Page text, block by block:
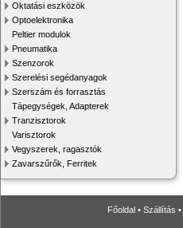
Oktatási eszközök
Optoelektronika
Peltier modulok
Pneumatika
Szenzorok
Szerelési segédanyagok
Szerszám és forrasztás
Tápegységek, Adapterek
Tranzisztorok
Varisztorok
Vegyszerek, ragasztók
Zavarszűrők, Ferritek
Főoldal • Szállítás •